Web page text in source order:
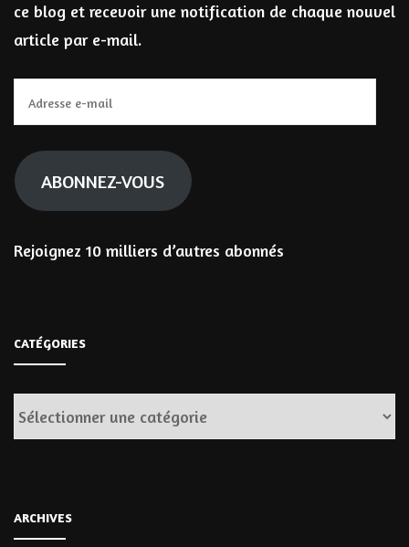
ce blog et recevoir une notification de chaque nouvel
article par e-mail.
e-
mail
ABONNEZ-VOUS
Rejoignez 10 milliers d’autres abonnés
CATÉGORIES
Catégories
ARCHIVES